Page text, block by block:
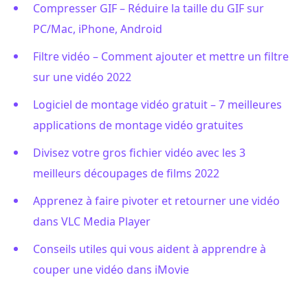
Compresser GIF – Réduire la taille du GIF sur
PC/Mac, iPhone, Android
Filtre vidéo – Comment ajouter et mettre un filtre
sur une vidéo 2022
Logiciel de montage vidéo gratuit – 7 meilleures
applications de montage vidéo gratuites
Divisez votre gros fichier vidéo avec les 3
meilleurs découpages de films 2022
Apprenez à faire pivoter et retourner une vidéo
dans VLC Media Player
Conseils utiles qui vous aident à apprendre à
couper une vidéo dans iMovie